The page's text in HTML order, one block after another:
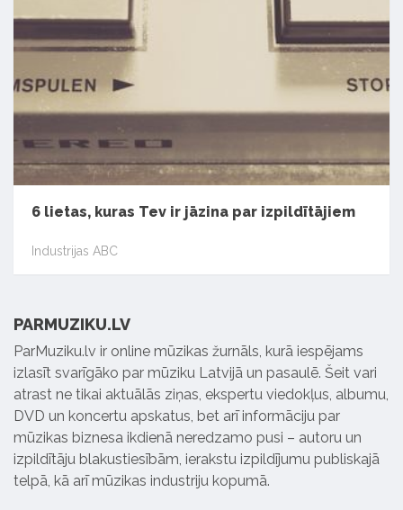
6 lietas, kuras Tev ir jāzina par izpildītājiem
Industrijas ABC
PARMUZIKU.LV
ParMuziku.lv ir online mūzikas žurnāls, kurā iespējams
izlasīt svarīgāko par mūziku Latvijā un pasaulē. Šeit vari
atrast ne tikai aktuālās ziņas, ekspertu viedokļus, albumu,
DVD un koncertu apskatus, bet arī informāciju par
mūzikas biznesa ikdienā neredzamo pusi – autoru un
izpildītāju blakustiesībām, ierakstu izpildījumu publiskajā
telpā, kā arī mūzikas industriju kopumā.